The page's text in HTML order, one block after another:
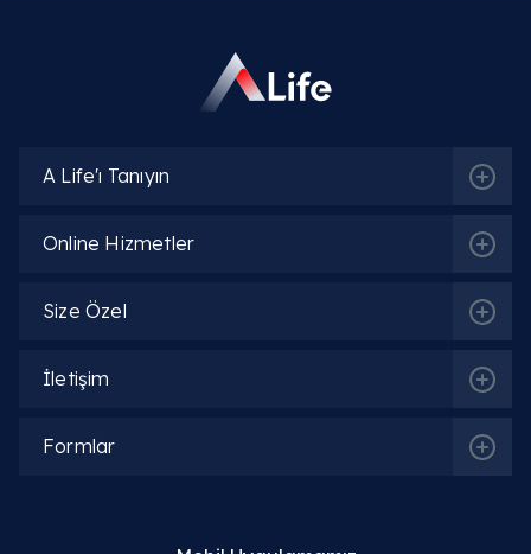
İlgili Bölümler
A Life'ı Tanıyın
Online Hizmetler
Size Özel
İletişim
Formlar